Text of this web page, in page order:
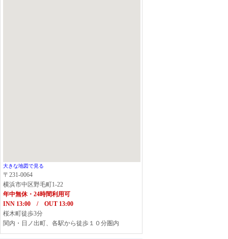
大きな地図で見る
〒231-0064
横浜市中区野毛町1-22
年中無休・24時間利用可
INN 13:00 / OUT 13:00
桜木町徒歩3分
関内・日ノ出町、各駅から徒歩１０分圏内